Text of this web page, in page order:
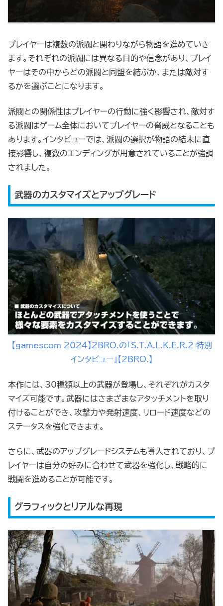
プレイヤーは複数の派閥と関わりながら物語を進めていき
ます。それぞれの派閥には異なる目的や信念があり、プレイ
ヤーはその中からどの派閥と同盟を結ぶか、または敵対す
るかを選ぶことになります。
派閥との関係性はプレイヤーの行動に強く影響され、敵対す
る派閥はゲーム全体においてプレイヤーの脅威となることも
あります。インタビューでは、派閥の選択が物語の結末に直
接影響し、複数のエンディングが用意されていることが強調
されました。
武器のカスタマイズとアップグレード
【gamescom 2024】2BRO.の「S.T.A.L.K.E.R.2 特別
インタビュー」【2BRO.】
本作には、30種類以上の武器が登場し、それぞれがカスタ
マイズ可能です。武器にはさまざまなアタッチメントを取り
付けることができ、攻撃力や発射速度、リロード速度などの
ステータスを強化できます。
さらに、武器のアップグレードシステムも導入されており、プ
レイヤーは自分の好みに合わせて武器を強化し、戦略的に
戦闘を進めることが可能です。
グラフィックとリアルな再現